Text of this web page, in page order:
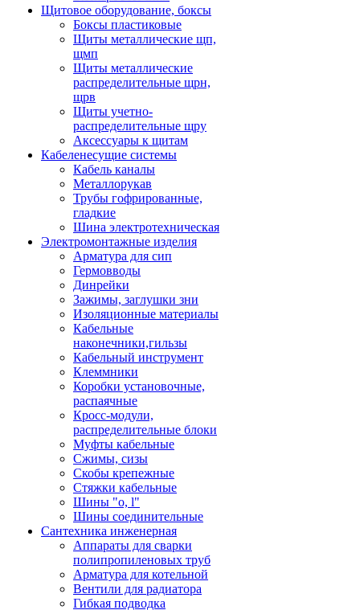
Щитовое оборудование, боксы
Боксы пластиковые
Щиты металлические щп,
щмп
Щиты металлические
распределительные щрн,
щрв
Щиты учетно-
распределительные щру
Аксессуары к щитам
Кабеленесущие системы
Кабель каналы
Металлорукав
Трубы гофрированные,
гладкие
Шина электротехническая
Электромонтажные изделия
Арматура для сип
Гермовводы
Динрейки
Зажимы, заглушки зни
Изоляционные материалы
Кабельные
наконечники,гильзы
Кабельный инструмент
Клеммники
Коробки установочные,
распаячные
Кросс-модули,
распределительные блоки
Муфты кабельные
Сжимы, сизы
Скобы крепежные
Стяжки кабельные
Шины "o, l"
Шины соединительные
Сантехника инженерная
Аппараты для сварки
полипропиленовых труб
Арматура для котельной
Вентили для радиатора
Гибкая подводка